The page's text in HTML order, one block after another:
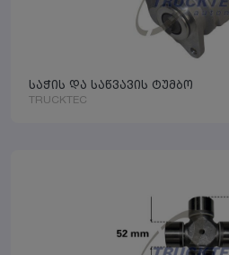
საჭის და საწვავის ტუმბო
TRUCKTEC